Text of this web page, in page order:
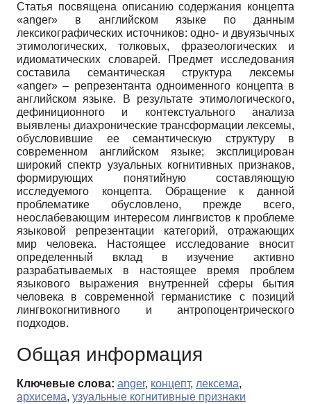
Статья посвящена описанию содержания концепта
«anger» в английском языке по данным
лексикографических источников: одно- и двуязычных
этимологических, толковых, фразеологических и
идиоматических словарей. Предмет исследования
составила семантическая структура лексемы
«anger» – репрезентанта одноименного концепта в
английском языке. В результате этимологического,
дефиниционного и контекстуального анализа
выявлены диахронические трансформации лексемы,
обусловившие ее семантическую структуру в
современном английском языке; эксплицирован
широкий спектр узуальных когнитивных признаков,
формирующих понятийную составляющую
исследуемого концепта. Обращение к данной
проблематике обусловлено, прежде всего,
неослабевающим интересом лингвистов к проблеме
языковой репрезентации категорий, отражающих
мир человека. Настоящее исследование вносит
определенный вклад в изучение активно
разрабатываемых в настоящее время проблем
языкового выражения внутренней сферы бытия
человека в современной германистике с позиций
лингвокогнитивного и антропоцентрического
подходов.
Общая информация
Ключевые слова: anger, концепт, лексема,
архисема, узуальные когнитивные признаки